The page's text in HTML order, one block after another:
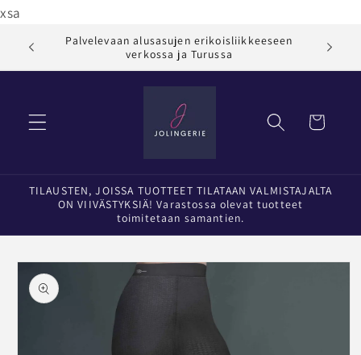
xsa
sisältöönPalvelevaan alusasujen erikoisliikkeeseen
verkossa ja Turussa
Ostoskori
TILAUSTEN, JOISSA TUOTTEET TILATAAN VALMISTAJALTA
ON VIIVÄSTYKSIÄ! Varastossa olevat tuotteet
toimitetaan samantien.
Siirry
tuotetietoihin